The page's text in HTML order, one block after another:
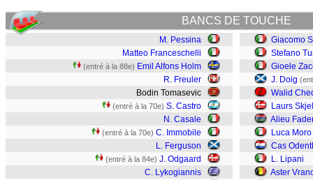
BANCS DE TOUCHE
M. Pessina
Matteo Franceschelli
(entré à la 88e) Emil Alfons Holm
R. Freuler
Bodin Tomasevic
(entré à la 70e) S. Castro
N. Casale
(entré à la 70e) C. Immobile
L. Ferguson
(entré à la 84e) J. Odgaard
C. Lykogiannis
Giacomo
Stefano
Gioele
J. Doig
Walid
Laurs
Alieu
Luca Moro
Cas
L. Lipani
Aster